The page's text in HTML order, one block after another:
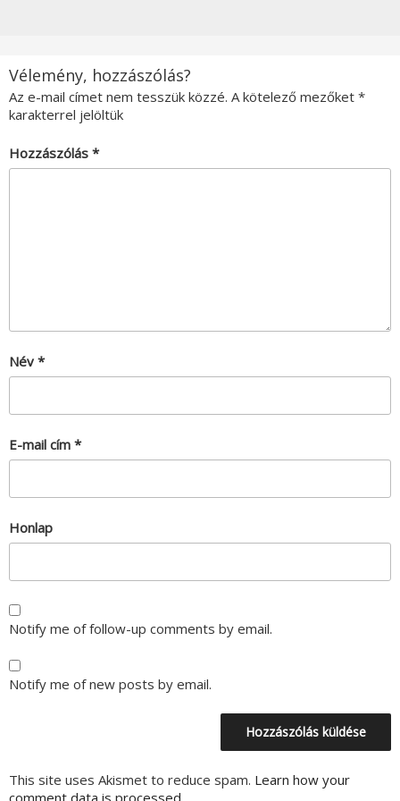
Vélemény, hozzászólás?
Az e-mail címet nem tesszük közzé. A kötelező mezőket *
karakterrel jelöltük
Hozzászólás *
Név *
E-mail cím *
Honlap
Notify me of follow-up comments by email.
Notify me of new posts by email.
This site uses Akismet to reduce spam. Learn how your
comment data is processed.